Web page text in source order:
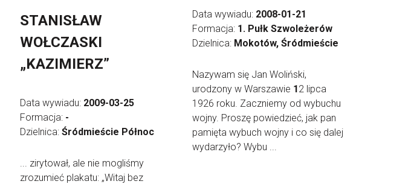
STANISŁAW
WOŁCZASKI
„KAZIMIERZ”
Data wywiadu: 2009-03-25
Formacja: -
Dzielnica: Śródmieście Północ
... zirytował, ale nie mogliśmy
zrozumieć plakatu: „Witaj bez
Data wywiadu: 2008-01-21
Formacja: 1. Pułk Szwoleżerów
Dzielnica: Mokotów, Śródmieście
Nazywam się Jan Woliński,
urodzony w Warszawie 12 lipca
1926 roku. Zaczniemy od wybuchu
wojny. Proszę powiedzieć, jak pan
pamięta wybuch wojny i co się dalej
wydarzyło? Wybu ...